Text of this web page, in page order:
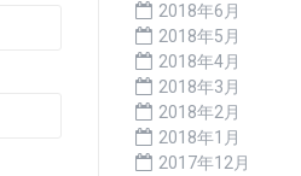
2018年6月
2018年5月
2018年4月
2018年3月
2018年2月
2018年1月
2017年12月